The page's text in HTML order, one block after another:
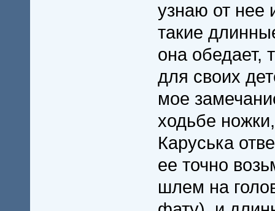
узнаю от нее
такие
она обедает,
для своих
мое
ходьбе
Каруська
ее точно
шлем на